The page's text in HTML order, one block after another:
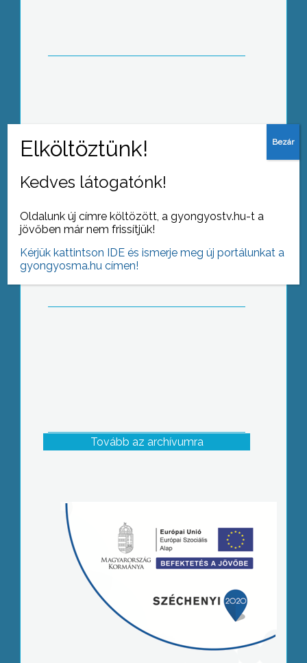
konkrét döntés az előterjesztések
megvitatása után várható
Eljárás indult Gyöngyöspata
önkormányzatával szemben
különösen nagy vagyoni hátrányt
okozó hűtlen kezelés megalapozott
gyanúja miatt
Tovább az archívumra
Kedves látogatónk!
Oldalunk új címre költözött, a gyongyostv.hu-t a
jövőben már nem frissítjük!
Kérjük kattintson IDE és ismerje meg új portálunkat a
gyongyosma.hu címen!